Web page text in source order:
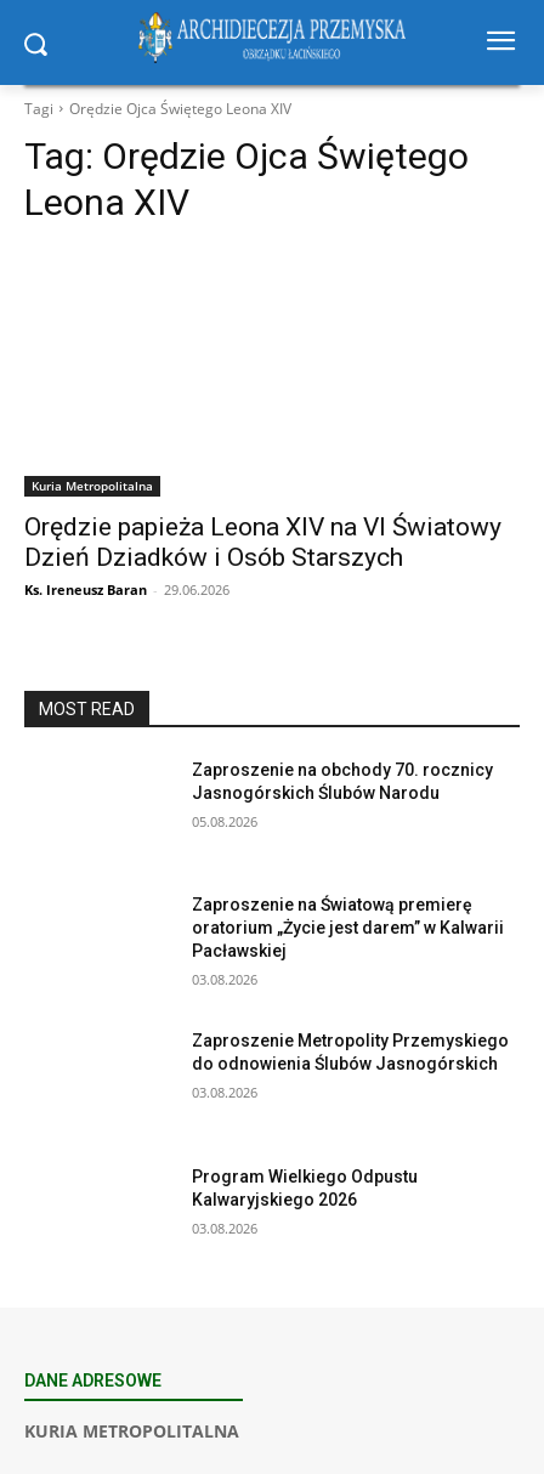
Tagi Orędzie Ojca Świętego Leona XIV
Tag: Orędzie Ojca Świętego
Leona XIV
Kuria Metropolitalna
Orędzie papieża Leona XIV na VI Światowy
Dzień Dziadków i Osób Starszych
Ks. Ireneusz Baran - 29.06.2026
MOST READ
Zaproszenie na obchody 70. rocznicy
Jasnogórskich Ślubów Narodu
05.08.2026
Zaproszenie na Światową premierę
oratorium „Życie jest darem” w Kalwarii
Pacławskiej
03.08.2026
Zaproszenie Metropolity Przemyskiego
do odnowienia Ślubów Jasnogórskich
03.08.2026
Program Wielkiego Odpustu
Kalwaryjskiego 2026
03.08.2026
DANE ADRESOWE
KURIA METROPOLITALNA